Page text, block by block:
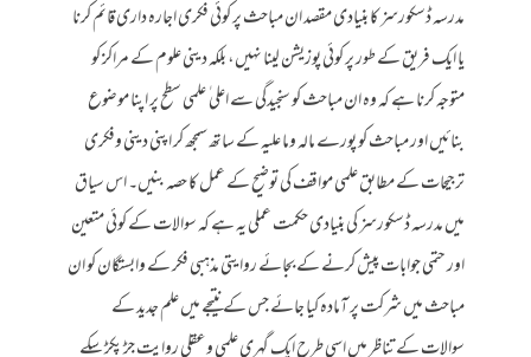
مدرسہ ڈسکورسز کا بنیادی مقصد ان مباحث پر کوئی فکری اجارہ داری قائم کرنا
یا ایک فریق کے طور پر کوئی پوزیشن لینا نہیں، بلکہ دینی علوم کے مراکز کو
متوجہ کرنا ہے کہ وہ ان مباحث کو سنجیدگی سے اعلی ٰ علمی سطح پر اپنا موضوع
بنائیں اور مباحث کو پورے مالہ وما علیہ کے ساتھ سمجھ کر اپنی دینی وفکری
ترجیحات کے مطابق علمی مواقف کی توضیح کے عمل کا حصہ بنیں۔ اس سیاق
میں مدرسہ ڈسکورسز کی بنیادی حکمت عملی یہ ہے کہ سوالات کے کوئی متعین
اور حتمی جوابات پیش کرنے کے بجائے روایتی مذہبی فکر کے وابستگان کو ان
مباحث میں شرکت پر آمادہ کیا جائے جس کے نتیجے میں علم جدید کے